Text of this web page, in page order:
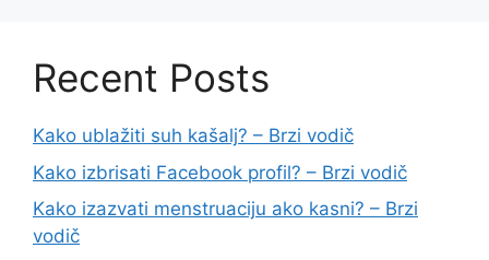
Recent Posts
Kako ublažiti suh kašalj? – Brzi vodič
Kako izbrisati Facebook profil? – Brzi vodič
Kako izazvati menstruaciju ako kasni? – Brzi
vodič